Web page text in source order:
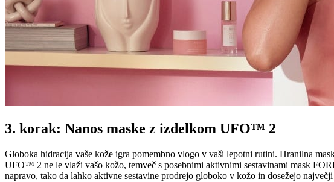
3. korak: Nanos maske z izdelkom UFO™ 2
Globoka hidracija vaše kože igra pomembno vlogo v vaši lepotni rutini. Hranilna
UFO™ 2 ne le vlaži vašo kožo, temveč s posebnimi aktivnimi sestavinami mask
napravo, tako da lahko aktivne sestavine prodrejo globoko v kožo in dosežejo